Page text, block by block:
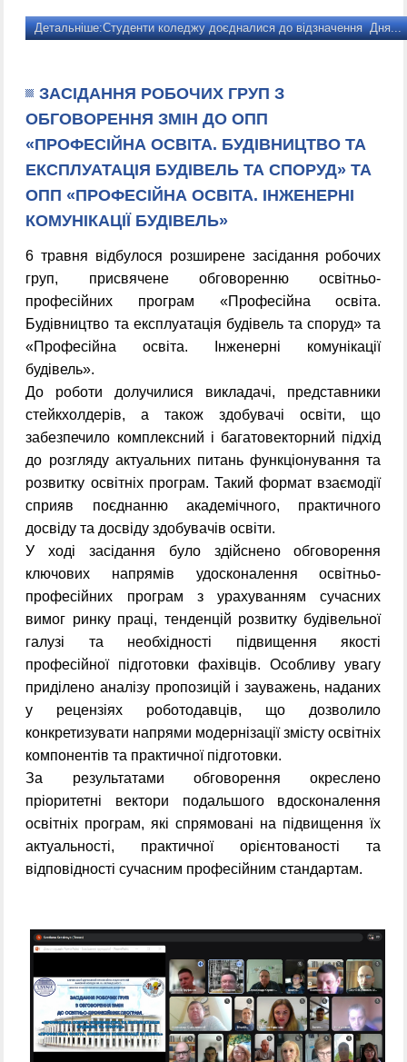
Детальніше:Студенти коледжу доєдналися до відзначення Дня...
ЗАСІДАННЯ РОБОЧИХ ГРУП З
ОБГОВОРЕННЯ ЗМІН ДО ОПП
«ПРОФЕСІЙНА ОСВІТА. БУДІВНИЦТВО ТА
ЕКСПЛУАТАЦІЯ БУДІВЕЛЬ ТА СПОРУД» ТА
ОПП «ПРОФЕСІЙНА ОСВІТА. ІНЖЕНЕРНІ
КОМУНІКАЦІЇ БУДІВЕЛЬ»
6 травня відбулося розширене засідання робочих
груп, присвячене обговоренню освітньо-
професійних програм «Професійна освіта.
Будівництво та експлуатація будівель та споруд» та
«Професійна освіта. Інженерні комунікації
будівель».
До роботи долучилися викладачі, представники
стейкхолдерів, а також здобувачі освіти, що
забезпечило комплексний і багатовекторний підхід
до розгляду актуальних питань функціонування та
розвитку освітніх програм. Такий формат взаємодії
сприяв поєднанню академічного, практичного
досвіду та досвіду здобувачів освіти.
У ході засідання було здійснено обговорення
ключових напрямів удосконалення освітньо-
професійних програм з урахуванням сучасних
вимог ринку праці, тенденцій розвитку будівельної
галузі та необхідності підвищення якості
професійної підготовки фахівців. Особливу увагу
приділено аналізу пропозицій і зауважень, наданих
у рецензіях роботодавців, що дозволило
конкретизувати напрями модернізації змісту освітніх
компонентів та практичної підготовки.
За результатами обговорення окреслено
пріоритетні вектори подальшого вдосконалення
освітніх програм, які спрямовані на підвищення їх
актуальності, практичної орієнтованості та
відповідності сучасним професійним стандартам.